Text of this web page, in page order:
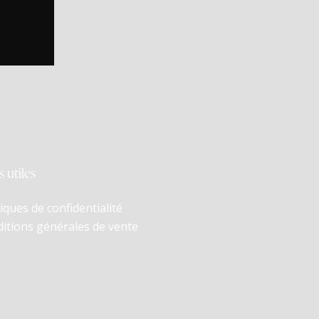
utiles
de confidentialité
générales de vente